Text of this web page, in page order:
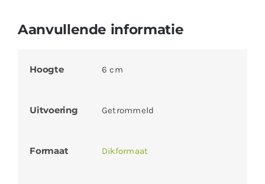
Aanvullende informatie
Hoogte 6 cm
Uitvoering Getrommeld
Formaat Dikformaat